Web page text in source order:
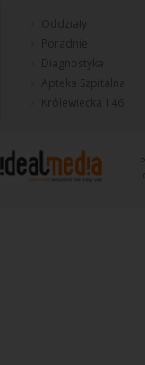
Poradnie
Diagnostyka
Apteka Szpitalna
Królewiecka 146